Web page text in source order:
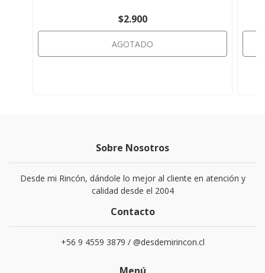
$2.900
AGOTADO
Sobre Nosotros
Desde mi Rincón, dándole lo mejor al cliente en atención y
calidad desde el 2004
Contacto
+56 9 4559 3879 / @desdemirincon.cl